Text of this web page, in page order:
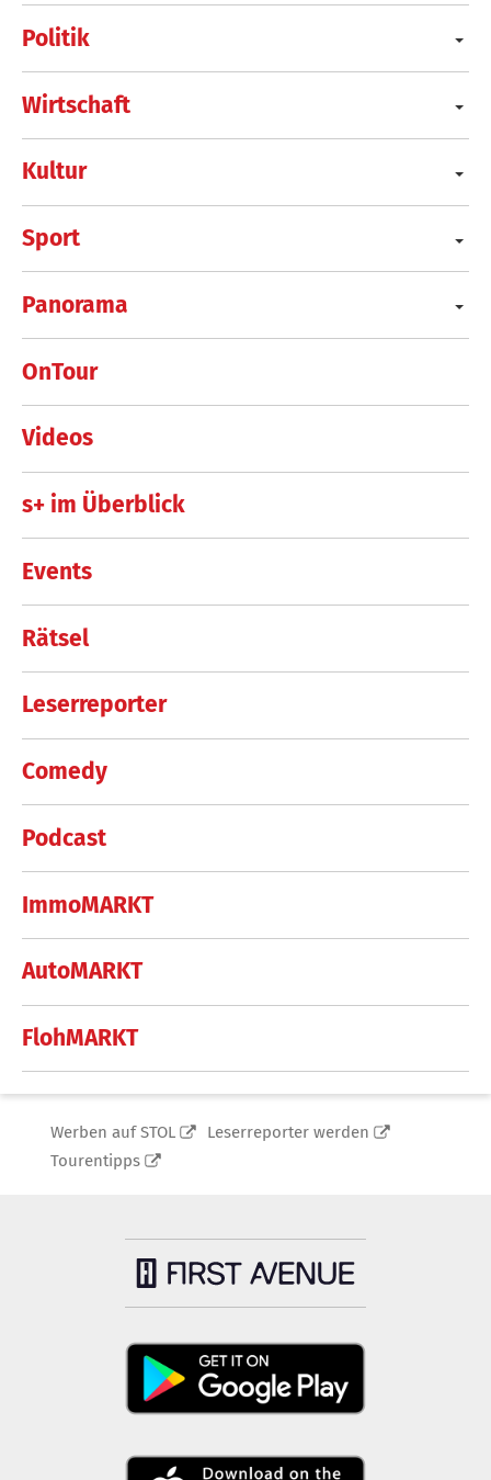
Politik
Wirtschaft
Kultur
Sport
Panorama
OnTour
Videos
s+ im Überblick
Events
Rätsel
Leserreporter
Comedy
Podcast
ImmoMARKT
AutoMARKT
FlohMARKT
Werben auf STOL
Leserreporter werden
Tourentipps